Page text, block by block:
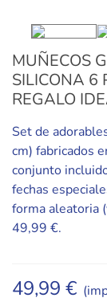
MUÑECOS
SILICONA 6
REGALO
Set de
cm) fabricados
conjunto
fechas
forma aleatoria
49,99 €.
49,99 €